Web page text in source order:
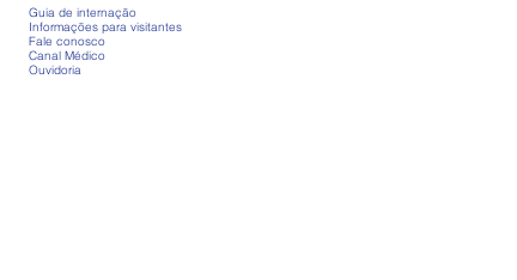
Guia de internação
Informações para visitantes
Fale conosco
Canal Médico
Ouvidoria